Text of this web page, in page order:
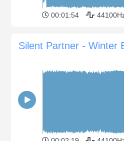
00:01:54
Silent Partner - Winter